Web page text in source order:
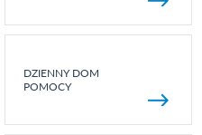
DZIENNY DOM
POMOCY